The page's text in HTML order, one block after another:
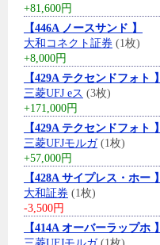
+81,600円
【446A ノースサンド 】
大和コネクト証券 (1枚)
+8,000円
【429A テクセンドフォト 】
三菱UFJ eス (3枚)
+171,000円
【429A テクセンドフォト 】
三菱UFJモルガ(1枚)
+57,000円
【428A サイプレス・ホー 】
大和証券 (1枚)
-3,500円
【414A オーバーラップホ 】